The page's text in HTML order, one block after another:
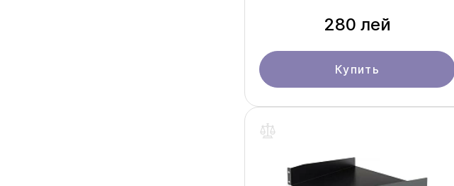
280 лей
Купить